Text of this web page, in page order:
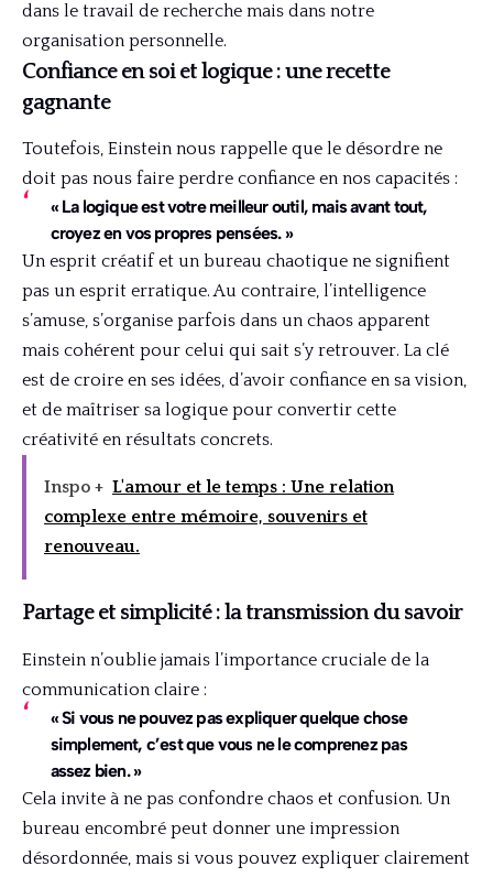
dans le travail de recherche mais dans notre
organisation personnelle.
Confiance en soi et logique : une recette
gagnante
Toutefois, Einstein nous rappelle que le désordre ne
doit pas nous faire perdre confiance en nos capacités :
« La logique est votre meilleur outil, mais avant tout,
croyez en vos propres pensées. »
Un esprit créatif et un bureau chaotique ne signifient
pas un esprit erratique. Au contraire, l’intelligence
s’amuse, s’organise parfois dans un chaos apparent
mais cohérent pour celui qui sait s’y retrouver. La clé
est de croire en ses idées, d’avoir confiance en sa vision,
et de maîtriser sa logique pour convertir cette
créativité en résultats concrets.
Inspo + L'amour et le temps : Une relation
complexe entre mémoire, souvenirs et
renouveau.
Partage et simplicité : la transmission du savoir
Einstein n’oublie jamais l’importance cruciale de la
communication claire :
« Si vous ne pouvez pas expliquer quelque chose
simplement, c’est que vous ne le comprenez pas
assez bien. »
Cela invite à ne pas confondre chaos et confusion. Un
bureau encombré peut donner une impression
désordonnée, mais si vous pouvez expliquer clairement